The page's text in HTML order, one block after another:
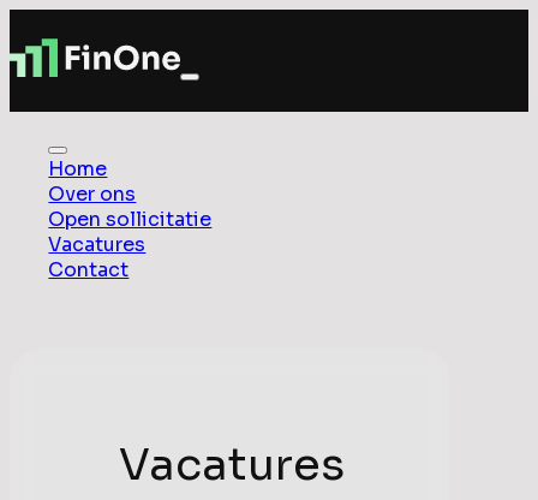
Home
Over ons
Open sollicitatie
Vacatures
Contact
Vacatures